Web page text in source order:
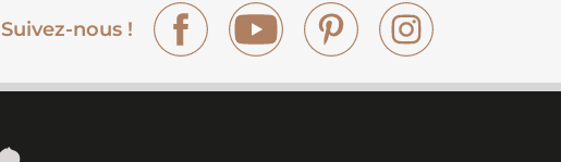
Suivez-nous !
Facebook YouTube Pinterest